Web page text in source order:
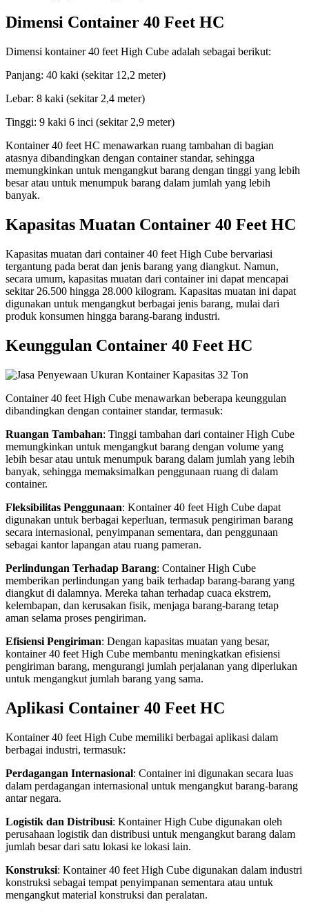
Dimensi Container 40 Feet HC
Dimensi kontainer 40 feet High Cube adalah sebagai berikut:
Panjang: 40 kaki (sekitar 12,2 meter)
Lebar: 8 kaki (sekitar 2,4 meter)
Tinggi: 9 kaki 6 inci (sekitar 2,9 meter)
Kontainer 40 feet HC menawarkan ruang tambahan di bagian
atasnya dibandingkan dengan container standar, sehingga
memungkinkan untuk mengangkut barang dengan tinggi yang lebih
besar atau untuk menumpuk barang dalam jumlah yang lebih
banyak.
Kapasitas Muatan Container 40 Feet HC
Kapasitas muatan dari container 40 feet High Cube bervariasi
tergantung pada berat dan jenis barang yang diangkut. Namun,
secara umum, kapasitas muatan dari container ini dapat mencapai
sekitar 26.500 hingga 28.000 kilogram. Kapasitas muatan ini dapat
digunakan untuk mengangkut berbagai jenis barang, mulai dari
produk konsumen hingga barang-barang industri.
Keunggulan Container 40 Feet HC
Container 40 feet High Cube menawarkan beberapa keunggulan
dibandingkan dengan container standar, termasuk:
Ruangan Tambahan: Tinggi tambahan dari container High Cube
memungkinkan untuk mengangkut barang dengan volume yang
lebih besar atau untuk menumpuk barang dalam jumlah yang lebih
banyak, sehingga memaksimalkan penggunaan ruang di dalam
container.
Fleksibilitas Penggunaan: Kontainer 40 feet High Cube dapat
digunakan untuk berbagai keperluan, termasuk pengiriman barang
secara internasional, penyimpanan sementara, dan penggunaan
sebagai kantor lapangan atau ruang pameran.
Perlindungan Terhadap Barang: Container High Cube
memberikan perlindungan yang baik terhadap barang-barang yang
diangkut di dalamnya. Mereka tahan terhadap cuaca ekstrem,
kelembapan, dan kerusakan fisik, menjaga barang-barang tetap
aman selama proses pengiriman.
Efisiensi Pengiriman: Dengan kapasitas muatan yang besar,
kontainer 40 feet High Cube membantu meningkatkan efisiensi
pengiriman barang, mengurangi jumlah perjalanan yang diperlukan
untuk mengangkut jumlah barang yang sama.
Aplikasi Container 40 Feet HC
Kontainer 40 feet High Cube memiliki berbagai aplikasi dalam
berbagai industri, termasuk:
Perdagangan Internasional: Container ini digunakan secara luas
dalam perdagangan internasional untuk mengangkut barang-barang
antar negara.
Logistik dan Distribusi: Kontainer High Cube digunakan oleh
perusahaan logistik dan distribusi untuk mengangkut barang dalam
jumlah besar dari satu lokasi ke lokasi lain.
Konstruksi: Kontainer 40 feet High Cube digunakan dalam industri
konstruksi sebagai tempat penyimpanan sementara atau untuk
mengangkut material konstruksi dan peralatan.